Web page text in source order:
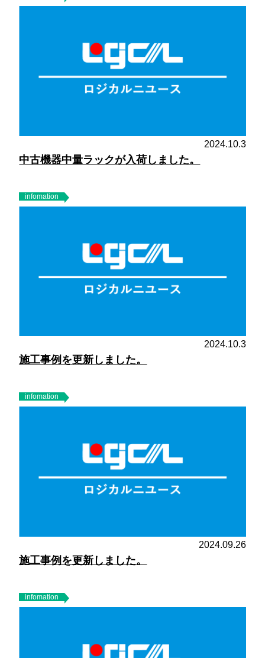
2024.10.3
中古機器中量ラックが入荷しました。
infomation
2024.10.3
施工事例を更新しました。
infomation
2024.09.26
施工事例を更新しました。
infomation